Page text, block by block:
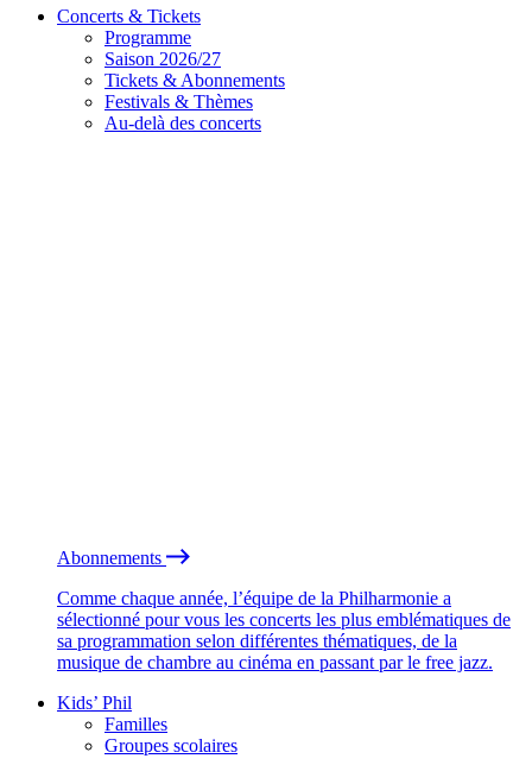
Concerts & Tickets
Programme
Saison 2026/27
Tickets & Abonnements
Festivals & Thèmes
Au-delà des concerts
Abonnements
Comme chaque année, l’équipe de la Philharmonie a
sélectionné pour vous les concerts les plus emblématiques de
sa programmation selon différentes thématiques, de la
musique de chambre au cinéma en passant par le free jazz.
Kids’ Phil
Familles
Groupes scolaires